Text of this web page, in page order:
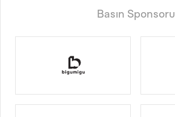
Basın Sponsoru